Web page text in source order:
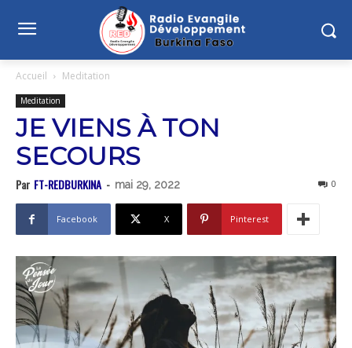
Accueil Meditation
Meditation
JE VIENS À TON
SECOURS
Par FT-REDBURKINA - mai 29, 2022 0
Facebook X Pinterest